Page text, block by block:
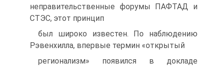
неправительственные форумы ПАФТАД и
СТЭС, этот принцип
был широко известен. По наблюдению
Рэвенхилла, впервые термин «открытый
регионализм» появился в докладе